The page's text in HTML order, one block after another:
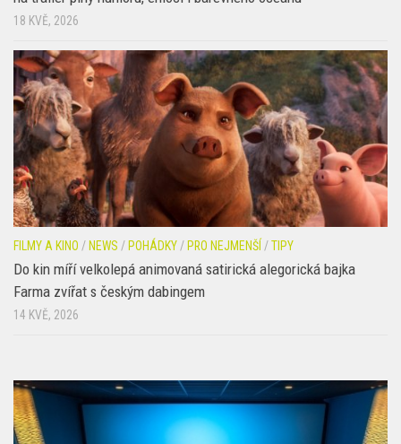
FILMY A KINO/NEWS/POHÁDKY/PRO NEJMENŠÍ/TIPY
Do kin míří velkolepá animovaná satirická alegorická bajka
Farma zvířat s českým dabingem
14 KVĚ, 2026